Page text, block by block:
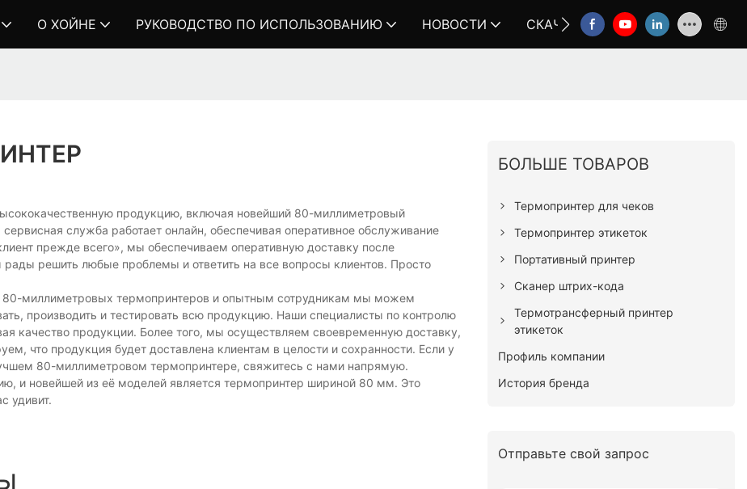
О ХОЙНЕ РУКОВОДСТВО ПО ИСПОЛЬЗОВАНИЮ НОВОСТИ СКАЧАТЬ СВЯЗАТЬСЯ С
продукцию, включая новейший 80-миллиметровый
служба работает онлайн, обеспечивая оперативное обслуживание
прежде всего», мы обеспечиваем оперативную доставку после
решить любые проблемы и ответить на все вопросы клиентов. Просто
80-миллиметровых термопринтеров и опытным сотрудникам мы можем
производить и тестировать всю продукцию. Наши специалисты по контролю
качество продукции. Более того, мы осуществляем своевременную доставку,
что продукция будет доставлена ​​клиентам в целости и сохранности. Если у
80-миллиметровом термопринтере, свяжитесь с нами напрямую.
и новейшей из её моделей является термопринтер шириной 80 мм. Это
удивит.
БОЛЬШЕ ТОВАРОВ
Термопринтер для чеков
Термопринтер этикеток
Портативный принтер
Сканер штрих-кода
Термотрансферный принтер
этикеток
Профиль компании
История бренда
Отправьте свой запрос